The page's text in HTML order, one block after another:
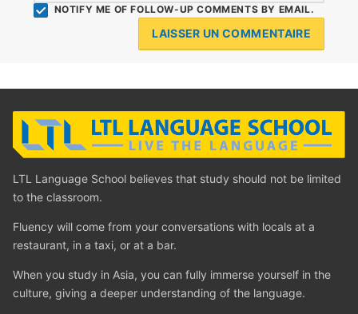
NOTIFY ME OF FOLLOW-UP COMMENTS BY EMAIL.
LTL Language School believes that study should not be limited
to the classroom.
Fluency will come from your conversations with locals at a
restaurant, in a taxi, or at a bar.
When you study in Asia, you can fully immerse yourself in the
culture, giving a deeper understanding of the language.